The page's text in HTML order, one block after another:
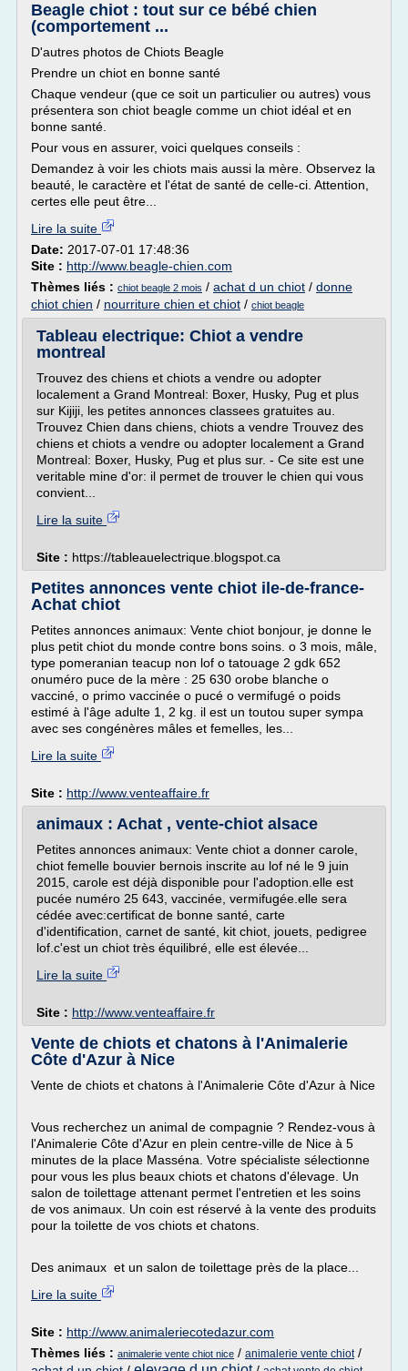
Beagle chiot : tout sur ce bébé chien
(comportement ...
D'autres photos de Chiots Beagle
Prendre un chiot en bonne santé
Chaque vendeur (que ce soit un particulier ou autres) vous
présentera son chiot beagle comme un chiot idéal et en
bonne santé.
Pour vous en assurer, voici quelques conseils :
Demandez à voir les chiots mais aussi la mère. Observez la
beauté, le caractère et l'état de santé de celle-ci. Attention,
certes elle peut être...
Lire la suite
Date: 2017-07-01 17:48:36
Site : http://www.beagle-chien.com
Thèmes liés : chiot beagle 2 mois / achat d un chiot / donne
chiot chien / nourriture chien et chiot / chiot beagle
Tableau electrique: Chiot a vendre
montreal
Trouvez des chiens et chiots a vendre ou adopter
localement a Grand Montreal: Boxer, Husky, Pug et plus
sur Kijiji, les petites annonces classees gratuites au.
Trouvez Chien dans chiens, chiots a vendre Trouvez des
chiens et chiots a vendre ou adopter localement a Grand
Montreal: Boxer, Husky, Pug et plus sur. - Ce site est une
veritable mine d'or: il permet de trouver le chien qui vous
convient...
Lire la suite
Site : https://tableauelectrique.blogspot.ca
Petites annonces vente chiot ile-de-france-
Achat chiot
Petites annonces animaux: Vente chiot bonjour, je donne le
plus petit chiot du monde contre bons soins. o 3 mois, mâle,
type pomeranian teacup non lof o tatouage 2 gdk 652
onuméro puce de la mère : 25 630 orobe blanche o
vacciné, o primo vaccinée o pucé o vermifugé o poids
estimé à l'âge adulte 1, 2 kg. il est un toutou super sympa
avec ses congénères mâles et femelles, les...
Lire la suite
Site : http://www.venteaffaire.fr
animaux : Achat , vente-chiot alsace
Petites annonces animaux: Vente chiot a donner carole,
chiot femelle bouvier bernois inscrite au lof né le 9 juin
2015, carole est déjà disponible pour l'adoption.elle est
pucée numéro 25 643, vaccinée, vermifugée.elle sera
cédée avec:certificat de bonne santé, carte
d'identification, carnet de santé, kit chiot, jouets, pedigree
lof.c'est un chiot très équilibré, elle est élevée...
Lire la suite
Site : http://www.venteaffaire.fr
Vente de chiots et chatons à l'Animalerie
Côte d'Azur à Nice
Vente de chiots et chatons à l'Animalerie Côte d'Azur à Nice
Vous recherchez un animal de compagnie ? Rendez-vous à
l'Animalerie Côte d'Azur en plein centre-ville de Nice à 5
minutes de la place Masséna. Votre spécialiste sélectionne
pour vous les plus beaux chiots et chatons d'élevage. Un
salon de toilettage attenant permet l'entretien et les soins
de vos animaux. Un coin est réservé à la vente des produits
pour la toilette de vos chiots et chatons.
Des animaux et un salon de toilettage près de la place...
Lire la suite
Site : http://www.animaleriecotedazur.com
Thèmes liés : animalerie vente chiot nice / animalerie vente chiot/